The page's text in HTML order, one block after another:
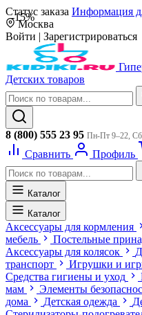
Статус заказа Информация
Москва
Войти | Зарегистрироваться
Детских товаров
8 (800) 555 23 95 Пн-Пт 9–22,
Сравнить Профиль
Каталог
Каталог
Аксессуары для кормления
мебель
Постельные
Аксессуары для колясок
транспорт
Игрушки и
Средства гигиены и уход
мам
Элементы
дома
Детская одежда
-15%